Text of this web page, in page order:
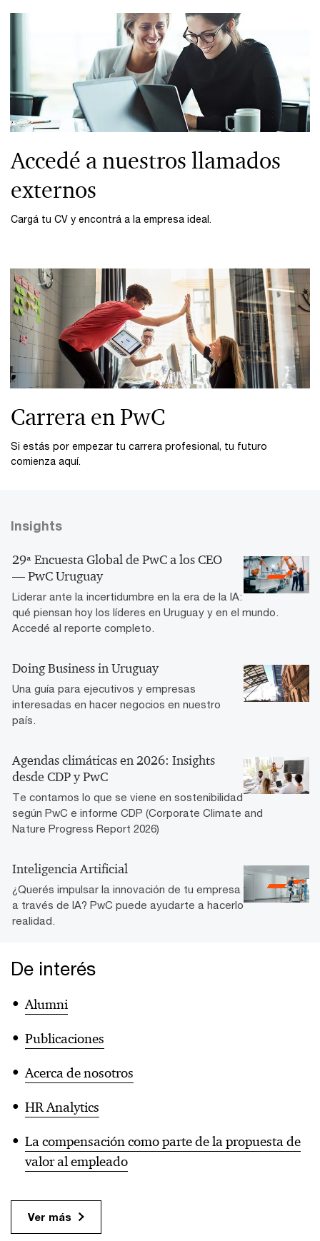
Accedé a nuestros llamados
externos
Cargá tu CV y encontrá a la empresa ideal.
Carrera en PwC
Si estás por empezar tu carrera profesional, tu futuro
comienza aquí.
Insights
29ª Encuesta Global de PwC a los CEO
— PwC Uruguay
Liderar ante la incertidumbre en la era de la IA:
qué piensan hoy los líderes en Uruguay y en el mundo.
Accedé al reporte completo.
Doing Business in Uruguay
Una guía para ejecutivos y empresas
interesadas en hacer negocios en nuestro
país.
Agendas climáticas en 2026: Insights
desde CDP y PwC
Te contamos lo que se viene en sostenibilidad
según PwC e informe CDP (Corporate Climate and
Nature Progress Report 2026)
Inteligencia Artificial
¿Querés impulsar la innovación de tu empresa
a través de IA? PwC puede ayudarte a hacerlo
realidad.
De interés
Alumni
Publicaciones
Acerca de nosotros
HR Analytics
La compensación como parte de la propuesta de
valor al empleado
Ver más